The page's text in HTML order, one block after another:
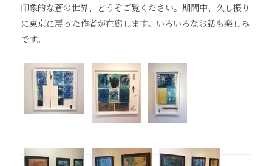
印象的な蒼の世界、どうぞご覧ください。期間中、久し振り
に東京に戻った作者が在廊します。いろいろなお話も楽しみ
です。